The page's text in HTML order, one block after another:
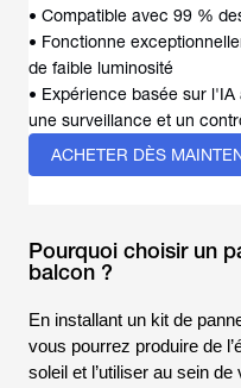
• Compatible avec 99 %
• Fonctionne
de faible luminosité
• Expérience basée sur
une surveillance et un
ACHETER DÈS
Pourquoi choisir un
balcon ?
En installant un kit de
vous pourrez produire de
soleil et l’utiliser au sein